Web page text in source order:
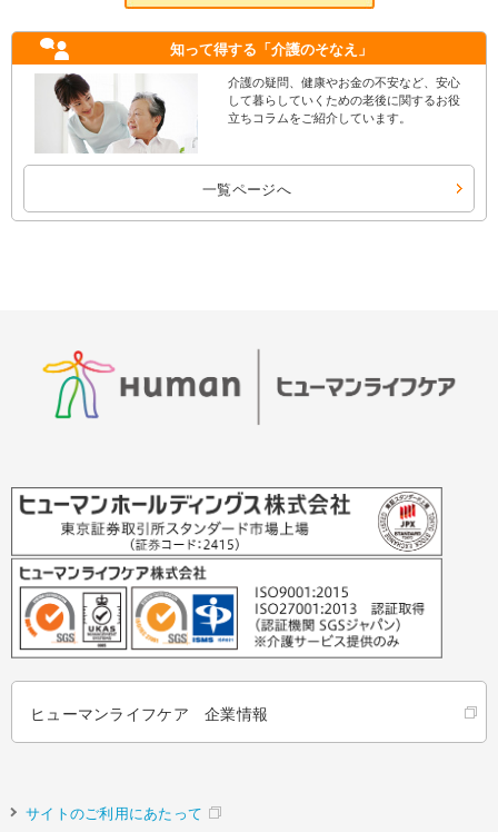
知って得する 「介護のそなえ」
介護の疑問、健康やお金の不安など、安心
して暮らしていくための老後に関するお役
立ちコラムをご紹介しています。
一覧ページへ
ヒューマンライフケア 企業情報
サイトのご利用にあたって